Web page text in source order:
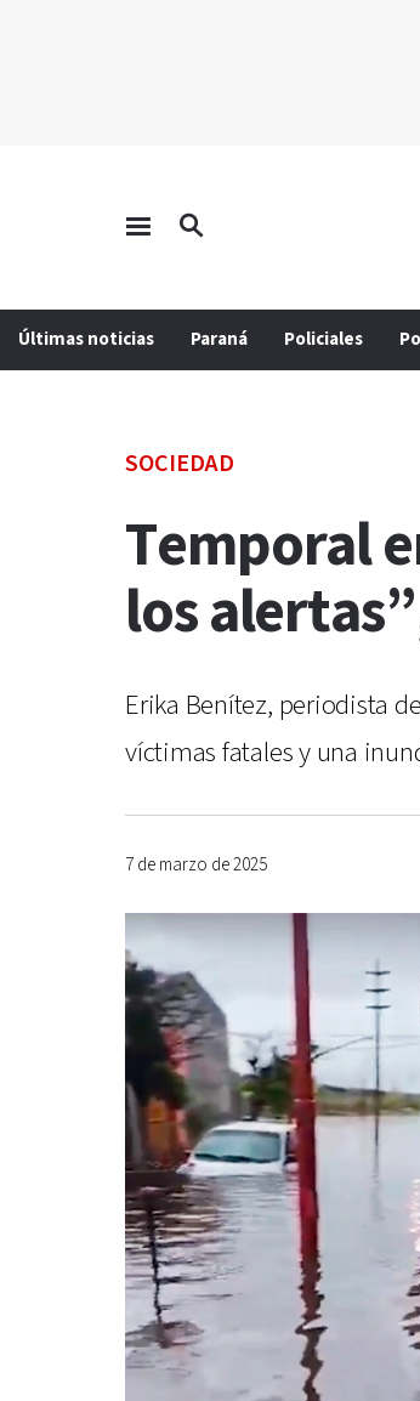
Últimas noticias Paraná Policiales
SOCIEDAD
Temporal
los
Erika Benítez, periodista
víctimas fatales y una
7 de marzo de 2025